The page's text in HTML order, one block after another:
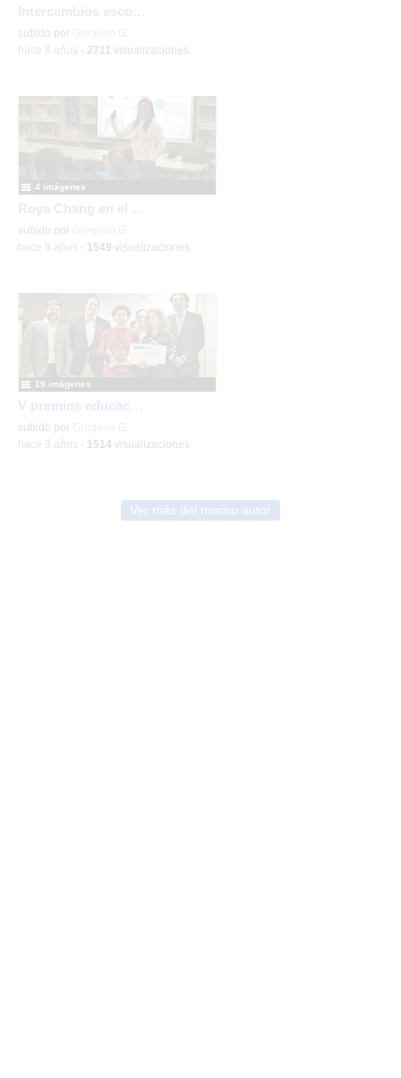
Intercambios escolares IES Manuel de Falla 2018
subido por
hace 8 años - 2711 visualizaciones
Roya Chang en el IES Manuel de Falla
subido por
4 imágenes
hace 8 años - 1549 visualizaciones
V premios educación 2019 Coslada
subido por
19 imágenes
hace 8 años - 1514 visualizaciones
Ver más del mismo autor